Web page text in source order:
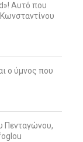
Αυτό που
ο ύμνος που
Πενταγώνου,